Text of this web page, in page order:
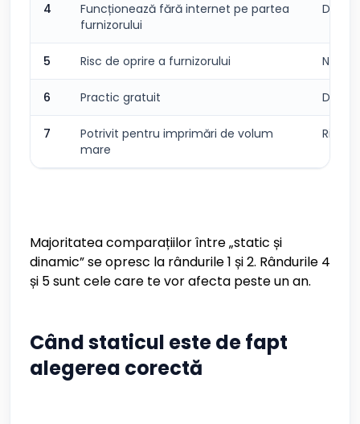
4
Funcționează fără internet pe partea
furnizorului
Da
5 Risc de oprire a furnizorului
6 Practic gratuit De
7
Potrivit pentru imprimări de volum
mare
Majoritatea comparațiilor între „static și
dinamic” se opresc la rândurile 1 și 2. Rândurile 4
și 5 sunt cele care te vor afecta peste un an.
Când staticul este de fapt
alegerea corectă